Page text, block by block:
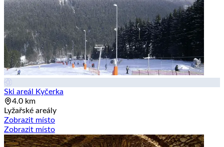
Ski areál Kyčerka
4.0 km
Lyžařské areály
Zobrazit místo
Zobrazit místo